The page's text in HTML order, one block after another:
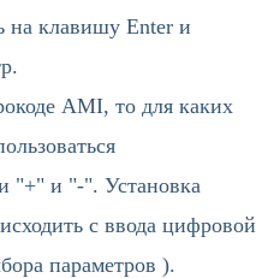
на клавишу Enter и
AMI, то для каких
"+" и "-". Установка
с ввода цифровой
параметров ).